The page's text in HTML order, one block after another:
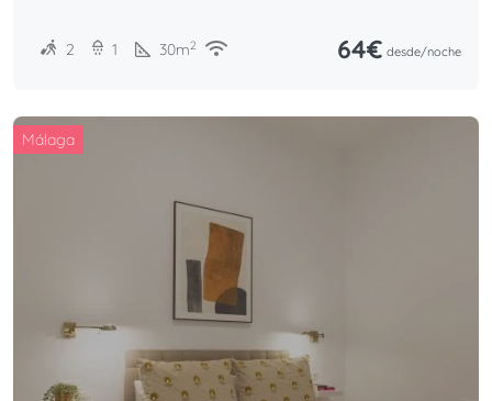
2 1 30m2 64€ desde/noche
Málaga